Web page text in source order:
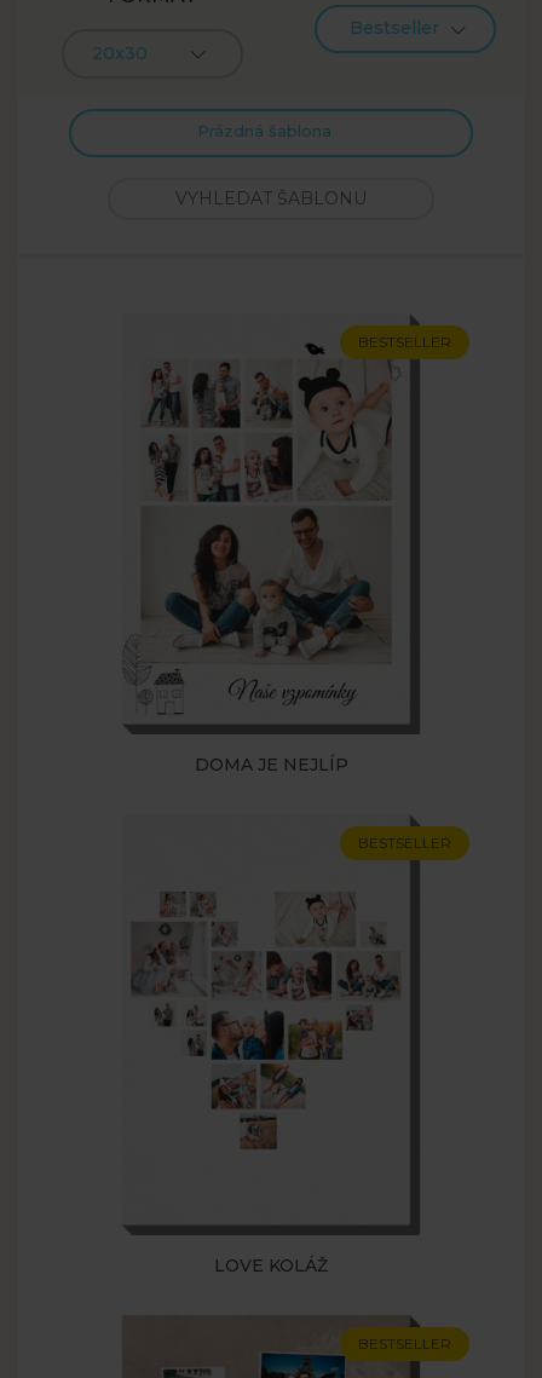
20x30
Bestseller
Prázdná šablona
DOMA JE NEJLÍP
BESTSELLER
LOVE KOLÁŽ
BESTSELLER
BESTSELLER